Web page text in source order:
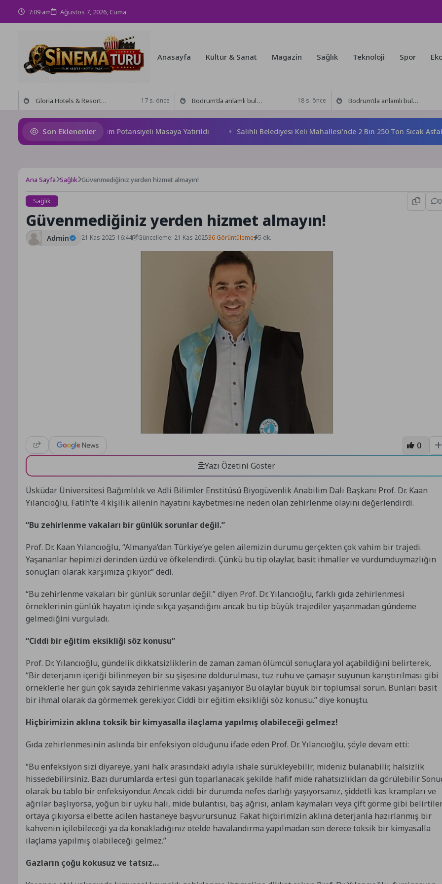
7:09 am Ağustos 7, 2026, Cuma
Anasayfa Kültür & Sanat Magazin Sağlık Teknoloji Spor
Gloria Hotels & Resorts, Ödüllü bar Panda & Sons ile unutulmaz bir Miksoloji Gecesine İmza Attı 17 s. önce Bodrum’da anlamlı buluşma! Özgür Aras’ın çok konuşulan kitabı yeni baskısını Titanic Luxury Collection Bodrum’da kutladı 18 s. önce Bodrum’da anlamlı buluşma! Özgür Aras’ın çok konuşulan kitabı yeni baskısını Titanic Luxury Collection Bodrum’da kutladı
Son Eklenenler
Geleceği ve Yatırım Potansiyeli Masaya Yatırıldı Salihli Belediyesi Keli Mahallesi’nde 2 Bin 250 Ton Sıcak Asfalt
Ana Sayfa Sağlık Güvenmediğiniz yerden hizmet almayın!
Sağlık 0
Güvenmediğiniz yerden hizmet almayın!
Admin 21 Kas 2025 16:44 Güncelleme: 21 Kas 202536 Görüntüleme 5 dk.
0
Yazı Özetini Göster
Üsküdar Üniversitesi Bağımlılık ve Adli Bilimler Enstitüsü Biyogüvenlik Anabilim Dalı Başkanı Prof. Dr. Kaan
Yılancıoğlu, Fatih’te 4 kişilik ailenin hayatını kaybetmesine neden olan zehirlenme olayını değerlendirdi.
“Bu zehirlenme vakaları bir günlük sorunlar değil.”
Prof. Dr. Kaan Yılancıoğlu, “Almanya’dan Türkiye’ye gelen ailemizin durumu gerçekten çok vahim bir trajedi.
Yaşananlar hepimizi derinden üzdü ve öfkelendirdi. Çünkü bu tip olaylar, basit ihmaller ve vurdumduymazlığın
sonuçları olarak karşımıza çıkıyor.” dedi.
“Bu zehirlenme vakaları bir günlük sorunlar değil.” diyen Prof. Dr. Yılancıoğlu, farklı gıda zehirlenmesi
örneklerinin günlük hayatın içinde sıkça yaşandığını ancak bu tip büyük trajediler yaşanmadan gündeme
gelmediğini vurguladı.
“Ciddi bir eğitim eksikliği söz konusu”
Prof. Dr. Yılancıoğlu, gündelik dikkatsizliklerin de zaman zaman ölümcül sonuçlara yol açabildiğini belirterek,
“Bir deterjanın içeriği bilinmeyen bir su şişesine doldurulması, tuz ruhu ve çamaşır suyunun karıştırılması gibi
örneklerle her gün çok sayıda zehirlenme vakası yaşanıyor. Bu olaylar büyük bir toplumsal sorun. Bunları basit
bir ihmal olarak da görmemek gerekiyor. Ciddi bir eğitim eksikliği söz konusu.” diye konuştu.
Hiçbirimizin aklına toksik bir kimyasalla ilaçlama yapılmış olabileceği gelmez!
Gıda zehirlenmesinin aslında bir enfeksiyon olduğunu ifade eden Prof. Dr. Yılancıoğlu, şöyle devam etti:
“Bu enfeksiyon sizi diyareye, yani halk arasındaki adıyla ishale sürükleyebilir; mideniz bulanabilir, halsizlik
hissedebilirsiniz. Bazı durumlarda ertesi gün toparlanacak şekilde hafif mide rahatsızlıkları da görülebilir.
olarak bu tablo bir enfeksiyondur. Ancak ciddi bir durumda nefes darlığı yaşıyorsanız, şiddetli kas krampları ve
ağrılar başlıyorsa, yoğun bir uyku hali, mide bulantısı, baş ağrısı, anlam kaymaları veya çift görme gibi
ortaya çıkıyorsa elbette acilen hastaneye başvurursunuz. Fakat hiçbirimizin aklına deterjanla hazırlanmış bir
kahvenin içilebileceği ya da konakladığınız otelde havalandırma yapılmadan son derece toksik bir kimyasalla
ilaçlama yapılmış olabileceği gelmez.”
Gazların çoğu kokusuz ve tatsız…